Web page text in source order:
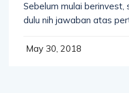
Sebelum mulai berinvest,
dulu nih jawaban atas
May 30, 2018